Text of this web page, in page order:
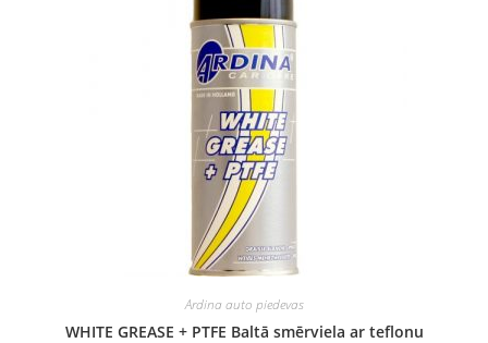
Ardina auto piedevas
WHITE GREASE + PTFE Baltā smērviela ar teflonu